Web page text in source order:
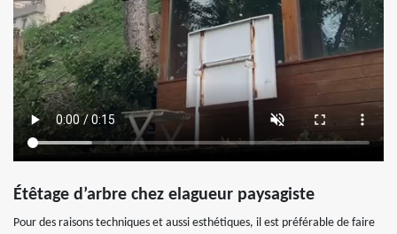
Étêtage d’arbre chez elagueur paysagiste
Pour des raisons techniques et aussi esthétiques, il est préférable de faire